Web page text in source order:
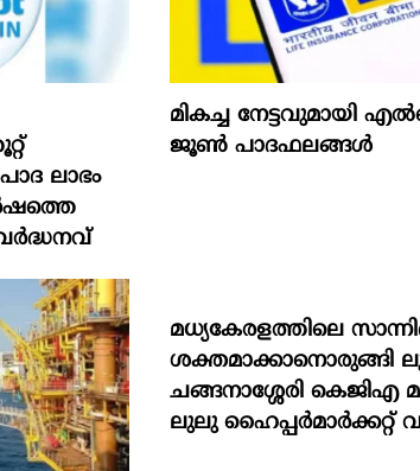
ലാഭം
വർദ്ധനവ്
മികച്ച നേട്ടവുമായി
ജൂൺ പാദഫലങ്ങൾ
മധ്യകേരളത്തിലെ
ശക്തമാക്കാനൊരുങ്ങി
ചങ്ങനാശ്ശേരി കെജിഎ
ലുലു ഹൈപ്പർമാർക്കറ്റ്